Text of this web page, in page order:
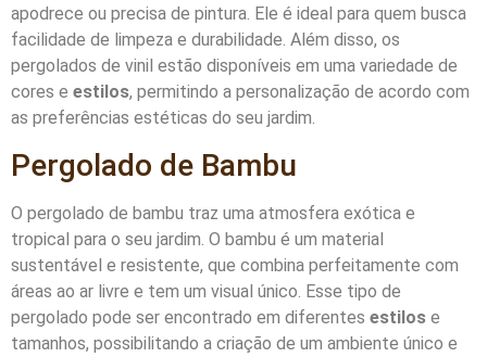
apodrece ou precisa de pintura. Ele é ideal para quem busca
facilidade de limpeza e durabilidade. Além disso, os
pergolados de vinil estão disponíveis em uma variedade de
cores e estilos, permitindo a personalização de acordo com
as preferências estéticas do seu jardim.
Pergolado de Bambu
O pergolado de bambu traz uma atmosfera exótica e
tropical para o seu jardim. O bambu é um material
sustentável e resistente, que combina perfeitamente com
áreas ao ar livre e tem um visual único. Esse tipo de
pergolado pode ser encontrado em diferentes estilos e
tamanhos, possibilitando a criação de um ambiente único e